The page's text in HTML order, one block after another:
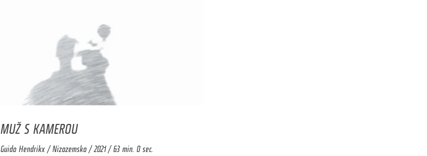
MUŽ S KAMEROU
Guido Hendrikx / Nizozemsko / 2021 / 63 min. 0 sec.